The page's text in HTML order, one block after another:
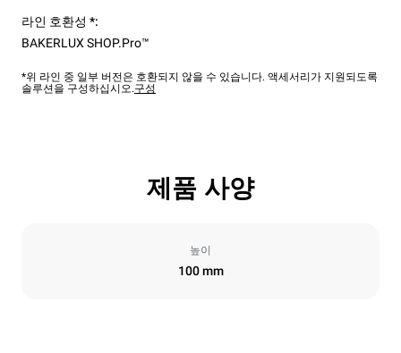
라인 호환성 *:
BAKERLUX SHOP.Pro™
*위 라인 중 일부 버전은 호환되지 않을 수 있습니다. 액세서리가 지원되도록
솔루션을 구성하십시오.구성
제품 사양
높이
100 mm